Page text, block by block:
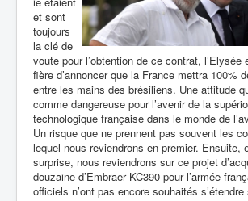
et sont
toujours
la clé de
voute pour l’obtention de ce contrat, l’Elysée
fière d’annoncer que la France mettra 100%
entre les mains des brésiliens. Une attitude
comme dangereuse pour l’avenir de la
technologique française dans le monde de
Un risque que ne prennent pas souvent les
lequel nous reviendrons en premier. Ensuite,
surprise, nous reviendrons sur ce projet
douzaine d’Embraer KC390 pour l’armée
officiels n’ont pas encore souhaités